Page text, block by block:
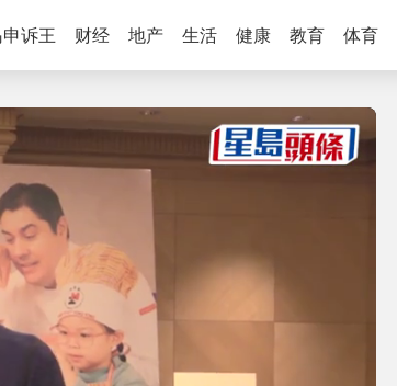
诉王 财经 地产 生活 健康 教育 体育